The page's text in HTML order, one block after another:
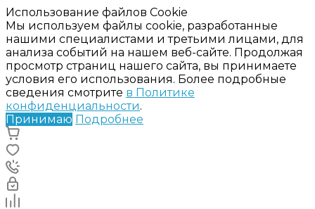
Использование файлов Cookie
Мы используем файлы cookie, разработанные
нашими специалистами и третьими лицами, для
анализа событий на нашем веб-сайте. Продолжая
просмотр страниц нашего сайта, вы принимаете
условия его использования. Более подробные
сведения смотрите в Политике
конфиденциальности.
Принимаю Подробнее